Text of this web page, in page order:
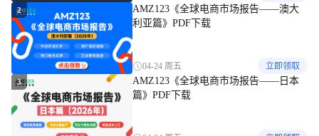
2
AMZ123《全球电商市场报告——澳大
利亚篇》PDF下载
04-24 周五 立即领取
3
AMZ123《全球电商市场报告——日本
篇》PDF下载